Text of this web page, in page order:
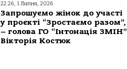
22:26, 1 Липня, 2026
Запрошуємо жінок до участі
у проєкті “Зростаємо разом”,
– голова ГО “Інтонація ЗМІН”
Вікторія Костюк